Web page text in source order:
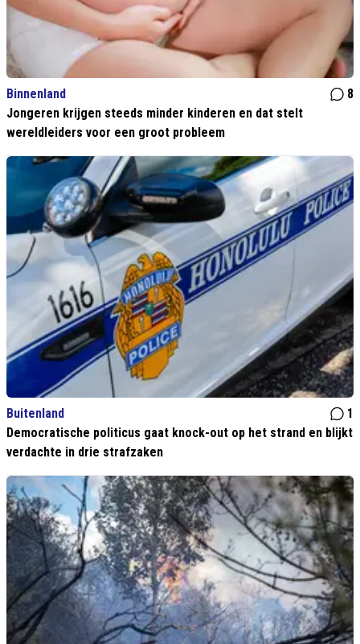
Binnenland
8
Jongeren krijgen steeds minder kinderen en dat stelt
wereldleiders voor een groot probleem
Buitenland
1
Democratische politicus gaat knock-out op het strand en blijkt
verdachte in drie strafzaken